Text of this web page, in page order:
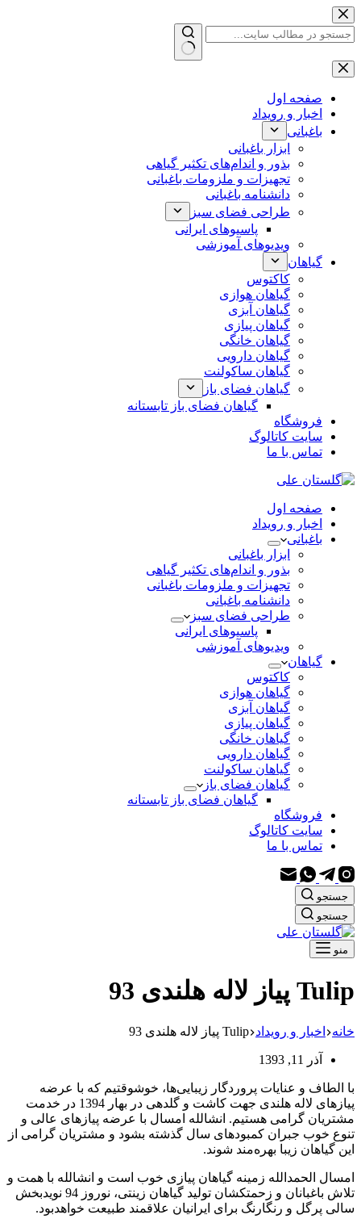
پرش
به
محتوا
بدون
صفحه اول
اخبار و رویداد
باغبانی
ابزار باغبانی
بذور و اندام‌های تکثیر گیاهی
تجهیزات و ملزومات باغبانی
دانشنامه باغبانی
طراحی فضای سبز
پاسیوهای ایرانی
ویدیوهای آموزشی
گیاهان
کاکتوس
گیاهان هوازی
گیاهان آبزی
گیاهان پیازی
گیاهان خانگی
گیاهان دارویی
گیاهان ساکولنت
گیاهان فضای باز
گیاهان فضای باز تابستانه
فروشگاه
سایت کاتالوگ
تماس با ما
صفحه اول
اخبار و رویداد
باغبانی
ابزار باغبانی
بذور و اندام‌های تکثیر گیاهی
تجهیزات و ملزومات باغبانی
دانشنامه باغبانی
طراحی فضای سبز
پاسیوهای ایرانی
ویدیوهای آموزشی
گیاهان
کاکتوس
گیاهان هوازی
گیاهان آبزی
گیاهان پیازی
گیاهان خانگی
گیاهان دارویی
گیاهان ساکولنت
گیاهان فضای باز
گیاهان فضای باز تابستانه
فروشگاه
سایت کاتالوگ
تماس با ما
جستجو
جستجو
منو
Tulip پیاز لاله هلندی 93
خانه اخبار و رویداد Tulip پیاز لاله هلندی 93
آذر 11, 1393
با الطاف و عنایات پروردگار زیبایی‌ها، خوشوقتیم که با عرضه
پیازهای لاله هلندی جهت کاشت و گلدهی در بهار 1394 در خدمت
مشتریان گرامی هستیم. انشالله امسال با عرضه پیازهای عالی و
تنوع خوب جبران کمبودهای سال گذشته بشود و مشتریان گرامی از
این گیاهان زیبا بهره‌مند شوند.
امسال الحمدالله زمینه گیاهان پیازی خوب است و انشالله با همت و
تلاش باغبانان و زحمتکشان تولید گیاهان زینتی، نوروز 94 نویدبخش
سالی پرگل و رنگارنگ برای ایرانیان علاقمند طبیعت خواهدبود.